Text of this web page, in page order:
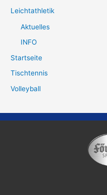
Leichtathletik
Aktuelles
INFO
Startseite
Tischtennis
Volleyball